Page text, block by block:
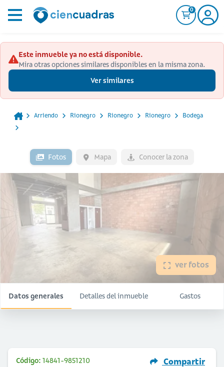
0
Este inmueble ya no está disponible.
Mira otras opciones similares disponibles en la misma zona.
Ver similares
Arriendo Rionegro Rionegro Rionegro Bodega
Fotos Mapa Conocer la zona
ver fotos
Datos generales Detalles del inmueble Gastos
Código: 14841-9851210 Compartir